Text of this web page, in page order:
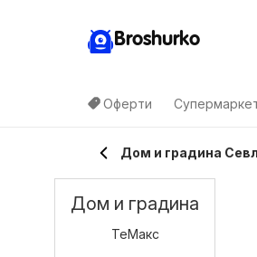
Broshurko
Оферти
Дом и градина
Дом и градина
ТеMакс